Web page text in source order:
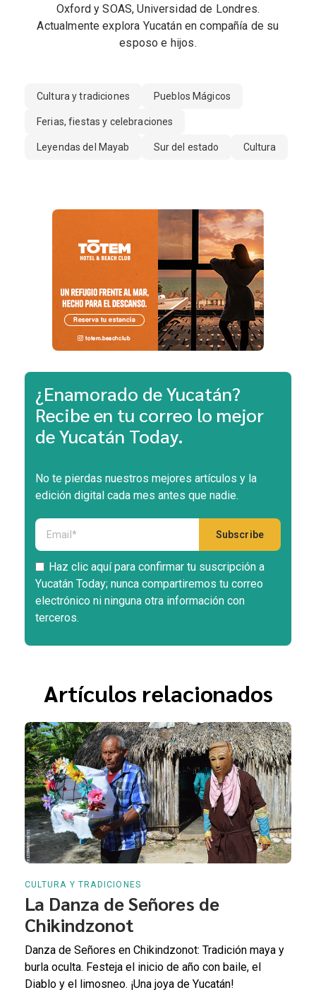
Oxford y SOAS, Universidad de Londres.
Actualmente explora Yucatán en compañía de su
esposo e hijos.
Cultura y tradiciones Pueblos Mágicos
Ferias, fiestas y celebraciones
Leyendas del Mayab Sur del estado Cultura
¿Enamorado de Yucatán?
Recibe en tu correo lo mejor
de Yucatán Today.
No te pierdas nuestros mejores artículos y la
edición digital cada mes antes que nadie.
Haz clic aquí para confirmar tu suscripción a
Yucatán Today; nunca compartiremos tu correo
electrónico ni ninguna otra información con
terceros.
Artículos relacionados
CULTURA Y TRADICIONES
La Danza de Señores de
Chikindzonot
Danza de Señores en Chikindzonot: Tradición maya y
burla oculta. Festeja el inicio de año con baile, el
Diablo y el limosneo. ¡Una joya de Yucatán!